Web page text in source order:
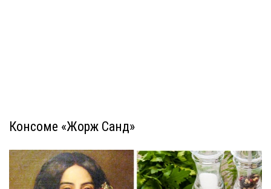
Консоме «Жорж Санд»